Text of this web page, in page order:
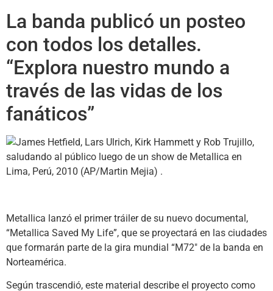
La banda publicó un posteo
con todos los detalles.
“Explora nuestro mundo a
través de las vidas de los
fanáticos”
Metallica lanzó el primer tráiler de su nuevo documental,
“Metallica Saved My Life”, que se proyectará en las ciudades
que formarán parte de la gira mundial “M72″ de la banda en
Norteamérica.
Según trascendió, este material describe el proyecto como